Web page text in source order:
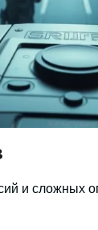
и сложных